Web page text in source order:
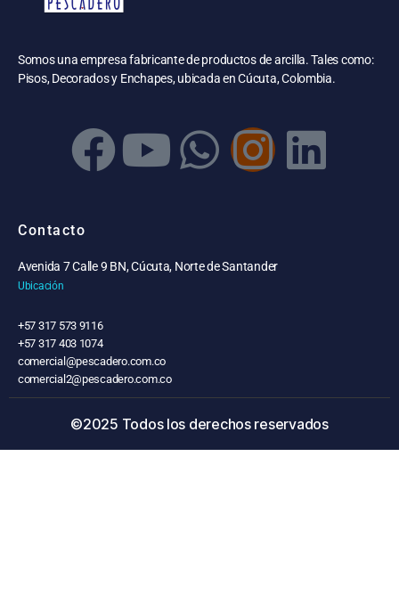
Somos una empresa fabricante de productos de arcilla. Tales como:
Pisos, Decorados y Enchapes, ubicada en Cúcuta, Colombia.
Contacto
Avenida 7 Calle 9 BN, Cúcuta, Norte de Santander
Ubicación
+57 317 573 9116
+57 317 403 1074
comercial@pescadero.com.co
comercial2@pescadero.com.co
©2025 Todos los derechos reservados